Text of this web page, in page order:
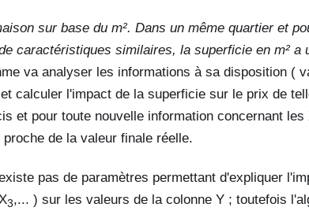
sur base du m². Dans un même quartier et
caractéristiques similaires, la superficie en m² a
va analyser les informations à sa disposition (
calculer l'impact de la superficie sur le prix de
et pour toute nouvelle information concernant
de la valeur finale réelle.
pas de paramètres permettant d'expliquer
3,... ) sur les valeurs de la colonne Y ; toutefois